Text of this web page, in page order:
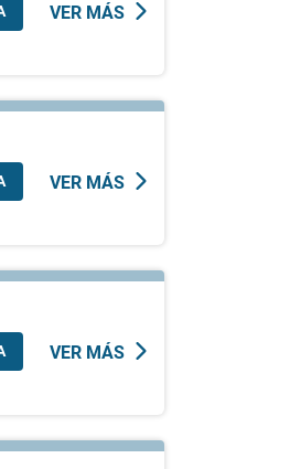
VER MÁS
VER MÁS
VER MÁS